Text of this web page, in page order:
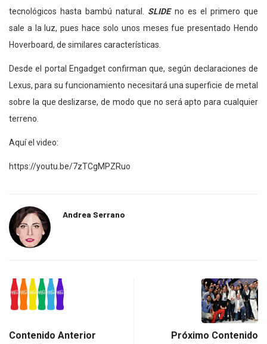
tecnológicos hasta bambú natural. SLIDE no es el primero que
sale a la luz, pues hace solo unos meses fue presentado Hendo
Hoverboard, de similares características.
Desde el portal Engadget confirman que, según declaraciones de
Lexus, para su funcionamiento necesitará una superficie de metal
sobre la que deslizarse, de modo que no será apto para cualquier
terreno.
Aquí el video:
https://youtu.be/7zTCgMPZRuo
Andrea Serrano
Contenido Anterior Próximo Contenido